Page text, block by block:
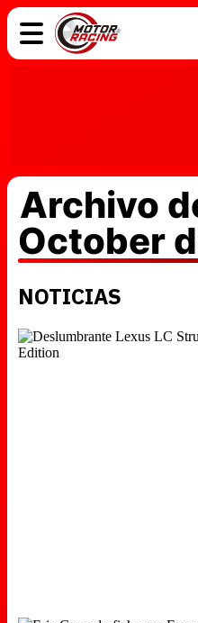
Archivo
October
NOTICIAS